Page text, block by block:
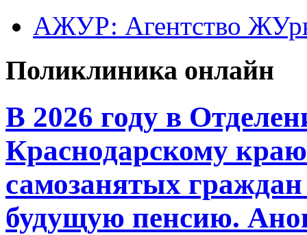
АЖУР: Агентство
Поликлиника онлайн
В 2026 году в
Краснодарскому
самозанятых
будущую пенсию.